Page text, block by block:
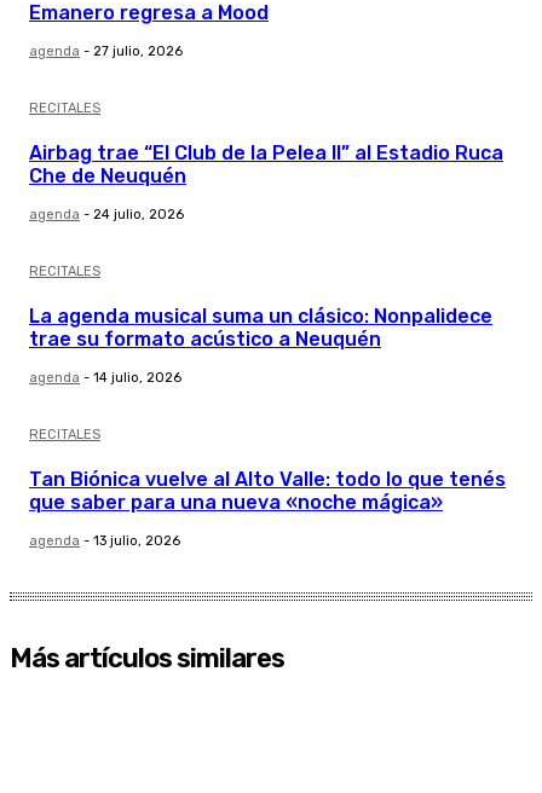
Emanero regresa a Mood
agenda - 27 julio, 2026
RECITALES
Airbag trae “El Club de la Pelea II” al Estadio Ruca
Che de Neuquén
agenda - 24 julio, 2026
RECITALES
La agenda musical suma un clásico: Nonpalidece
trae su formato acústico a Neuquén
agenda - 14 julio, 2026
RECITALES
Tan Biónica vuelve al Alto Valle: todo lo que tenés
que saber para una nueva «noche mágica»
agenda - 13 julio, 2026
Más artículos similares